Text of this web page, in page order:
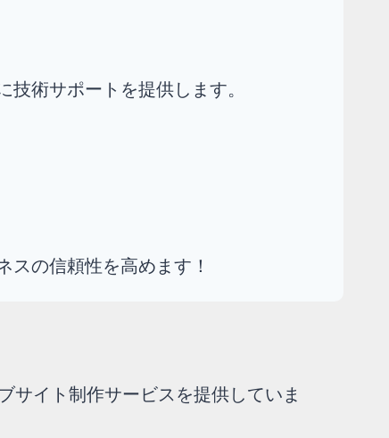
術サポートを提供します。
の信頼性を高めます！
サイト制作サービスを提供していま